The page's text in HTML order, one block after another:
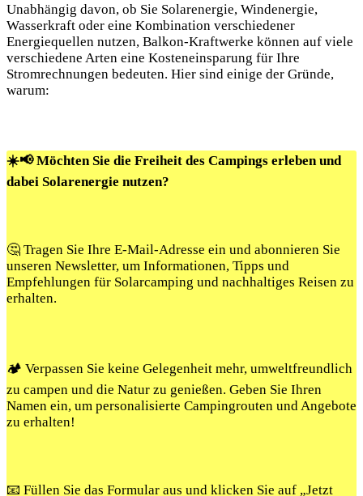
Unabhängig davon, ob Sie Solarenergie, ‌Windenergie,
Wasserkraft oder⁣ eine Kombination ⁣verschiedener
⁤Energiequellen nutzen,‌ Balkon-Kraftwerke können auf viele
verschiedene Arten eine Kosteneinsparung für Ihre⁤
Stromrechnungen bedeuten. ‌Hier sind einige ⁢der Gründe,
warum:
☀️📢 Möchten Sie die Freiheit des Campings erleben und
dabei Solarenergie nutzen?
🤔 Tragen Sie Ihre E-Mail-Adresse ein und abonnieren Sie
unseren Newsletter, um Informationen, Tipps und
Empfehlungen für Solarcamping und nachhaltiges Reisen zu
erhalten.
🏕️ Verpassen Sie keine Gelegenheit mehr, umweltfreundlich
zu campen und die Natur zu genießen. Geben Sie Ihren
Namen ein, um personalisierte Campingrouten und Angebote
zu erhalten!
📧 Füllen Sie das Formular aus und klicken Sie auf „Jetzt